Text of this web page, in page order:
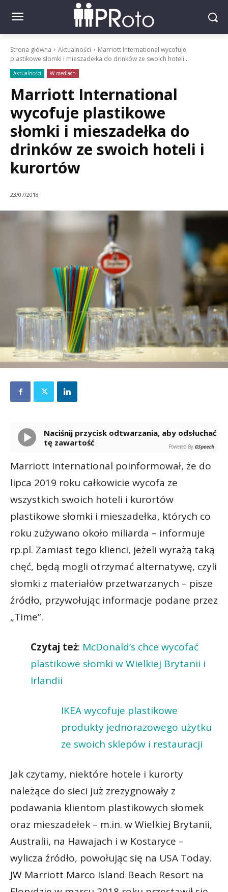
Strona główna Aktualności
Marriott International wycofuje
plastikowe słomki i mieszadełka do drinków ze swoich hoteli...
Aktualności W mediach
Marriott International
wycofuje plastikowe
słomki i mieszadełka do
drinków ze swoich hoteli i
kurortów
23/07/2018
Naciśnij przycisk odtwarzania, aby odsłuchać
tę zawartość
Powered By GSpeech
Marriott International poinformował, że do
lipca 2019 roku całkowicie wycofa ze
wszystkich swoich hoteli i kurortów
plastikowe słomki i mieszadełka, których co
roku zużywano około miliarda – informuje
rp.pl. Zamiast tego klienci, jeżeli wyrażą taką
chęć, będą mogli otrzymać alternatywę, czyli
słomki z materiałów przetwarzanych – pisze
źródło, przywołując informacje podane przez
„Time”.
Czytaj też: McDonald’s chce wycofać
plastikowe słomki w Wielkiej Brytanii i
Irlandii
IKEA wycofuje plastikowe
produkty jednorazowego użytku
ze swoich sklepów i restauracji
Jak czytamy, niektóre hotele i kurorty
należące do sieci już zrezygnowały z
podawania klientom plastikowych słomek
oraz mieszadełek – m.in. w Wielkiej Brytanii,
Australii, na Hawajach i w Kostaryce –
wylicza źródło, powołując się na USA Today.
JW Marriott Marco Island Beach Resort na